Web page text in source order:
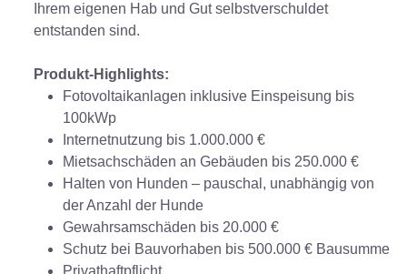
Ihrem eigenen Hab und Gut selbstverschuldet
entstanden sind.
Produkt-Highlights:
Fotovoltaikanlagen inklusive Einspeisung bis
100kWp
Internetnutzung bis 1.000.000 €
Mietsachschäden an Gebäuden bis 250.000 €
Halten von Hunden – pauschal, unabhängig von
der Anzahl der Hunde
Gewahrsamschäden bis 20.000 €
Schutz bei Bauvorhaben bis 500.000 € Bausumme